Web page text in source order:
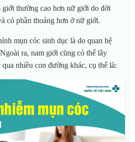
giới thường cao hơn nữ giới do đời
có phần thoáng hơn ở nữ giới.
mụn cóc sinh dục là do quan hệ
ra, nam giới cũng có thể lây
nhiều con đường khác, cụ thể là: